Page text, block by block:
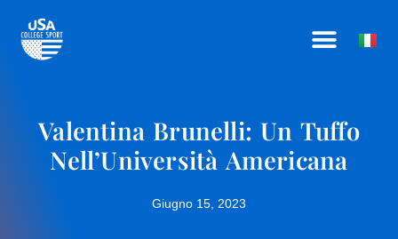
contenuto
Valentina Brunelli: Un Tuffo
Nell’Università Americana
Giugno 15, 2023